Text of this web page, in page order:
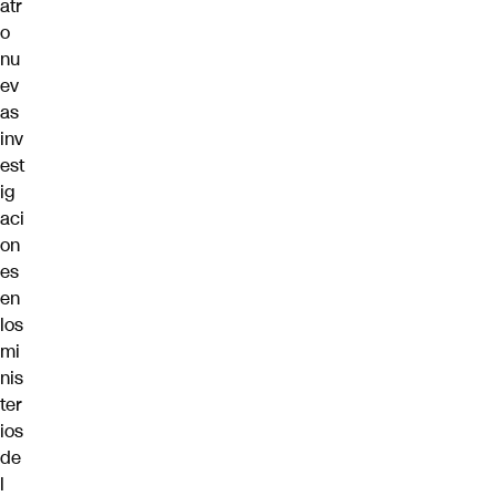
atr
o
nu
ev
as
inv
est
ig
aci
on
es
en
los
mi
nis
ter
ios
de
l